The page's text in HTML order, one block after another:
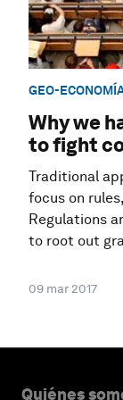
GEO-
Why we
to fight
Traditional
focus on
Regulations
to root out
09 mar 2017
Quiénes